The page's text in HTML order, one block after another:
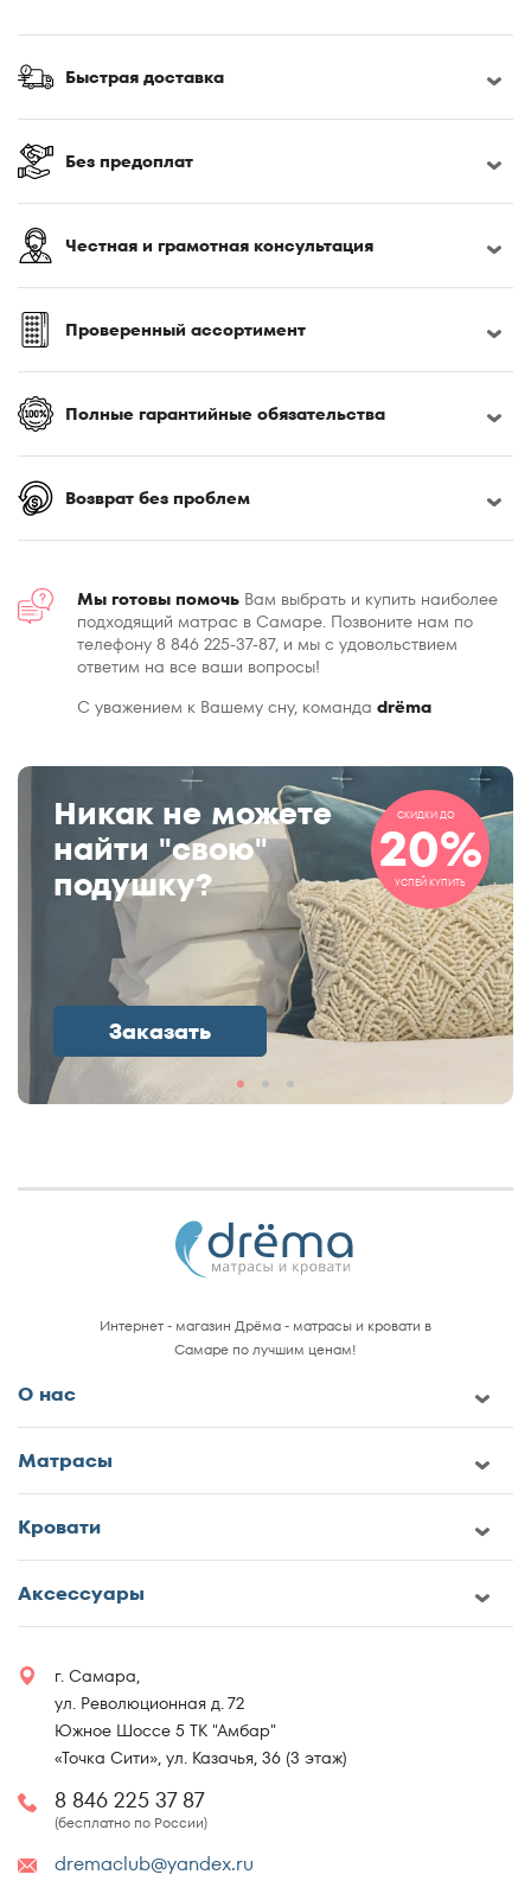
Быстрая доставка
Без предоплат
Честная и грамотная консультация
Проверенный ассортимент
Полные гарантийные обязательства
Возврат без проблем
Мы готовы помочь Вам выбрать и купить наиболее
подходящий матрас в Самаре. Позвоните нам по
телефону 8 846 225-37-87, и мы с удовольствием
ответим на все ваши вопросы!
С уважением к Вашему сну, команда drёma
Никак не можете
найти "свою"
подушку?
Заказать
СКИДКИ ДО
20%
УСПЕЙ КУПИТЬ
Интернет - магазин Дрёма - матрасы и кровати в
Самаре по лучшим ценам!
О нас
Матрасы
Кровати
Аксессуары
г. Самара,
ул. Революционная д. 72
Южное Шоссе 5 ТК "Амбар"
«Точка Сити», ул. Казачья, 36 (3 этаж)
8 846 225 37 87
(бесплатно по России)
dremaclub@yandex.ru